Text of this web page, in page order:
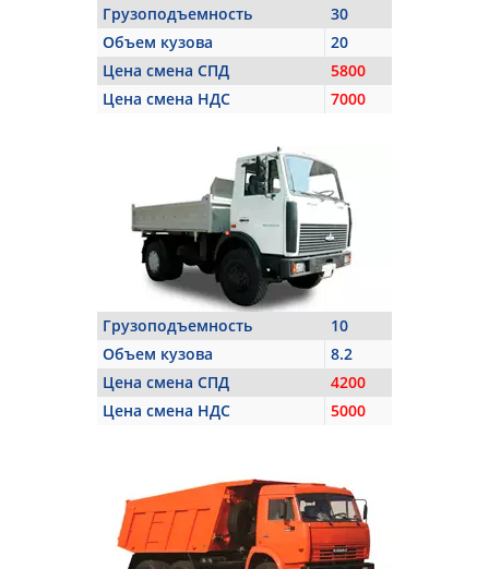
Грузоподъемность
30
Объем кузова
20
Цена смена СПД
5800
Цена смена НДС
7000
Грузоподъемность
10
Объем кузова
8.2
Цена смена СПД
4200
Цена смена НДС
5000